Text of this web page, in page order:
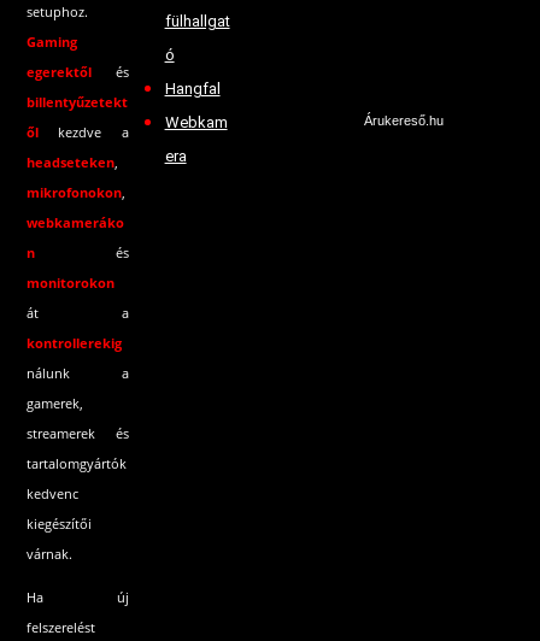
setuphoz.
Gaming
egerektől és
billentyűzetekt
ől kezdve a
headseteken
mikrofonokon
webkameráko
n és
monitorokon
át a
kontrollerekig
nálunk a
gamerek,
streamerek és
tartalomgyártók
kedvenc
kiegészítői
várnak.
Ha új
felszerelést
fülhallgat
ó
Hangfal
Webkam
era
Árukereső.hu